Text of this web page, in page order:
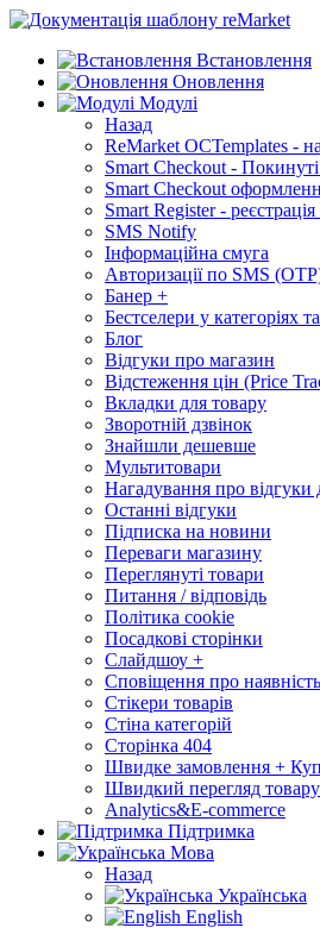
Встановлення
Оновлення
Модулі
Назад
ReMarket OCTemplates -
Smart Checkout -
Smart Checkout
Smart Register - реєстрація
SMS Notify
Інформаційна смуга
Авторизації по SMS
Банер +
Бестселери у категоріях
Блог
Відгуки про магазин
Відстеження цін (Price
Вкладки для товару
Зворотній дзвінок
Знайшли дешевше
Мультитовари
Нагадування про відгуки
Останні відгуки
Підписка на новини
Переваги магазину
Переглянуті товари
Питання / відповідь
Політика cookie
Посадкові сторінки
Слайдшоу +
Сповіщення про
Стікери товарів
Стіна категорій
Сторінка 404
Швидке замовлення +
Швидкий перегляд товару
Analytics&E-commerce
Підтримка
Мова
Назад
Українська
English